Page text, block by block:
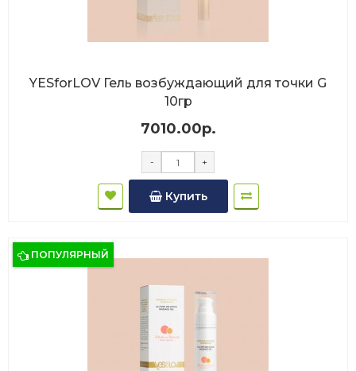
YESforLOV Гель возбуждающий для точки G
10гр
7010.00р.
- +
Купить
ПОПУЛЯРНЫЙ